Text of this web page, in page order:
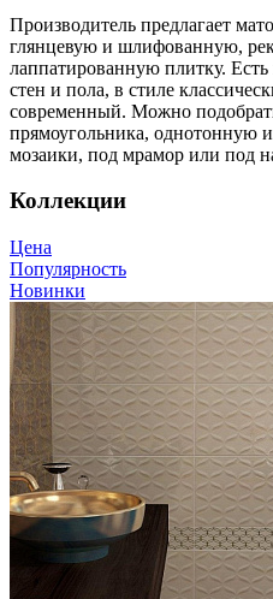
Производитель предлагает
глянцевую и шлифованную,
лаппатированную плитку.
стен и пола, в стиле
современный. Можно
прямоугольника, однотонную
мозаики, под мрамор или под
Коллекции
Цена
Популярность
Новинки